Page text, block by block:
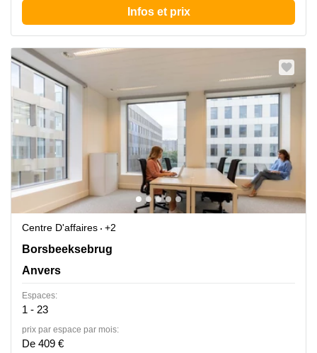
Infos et prix
Centre D'affaires
+2
Borsbeeksebrug 34, Anvers
Borsbeeksebrug
Anvers
Espaces:
1 - 23
prix par espace par mois:
De 409 €